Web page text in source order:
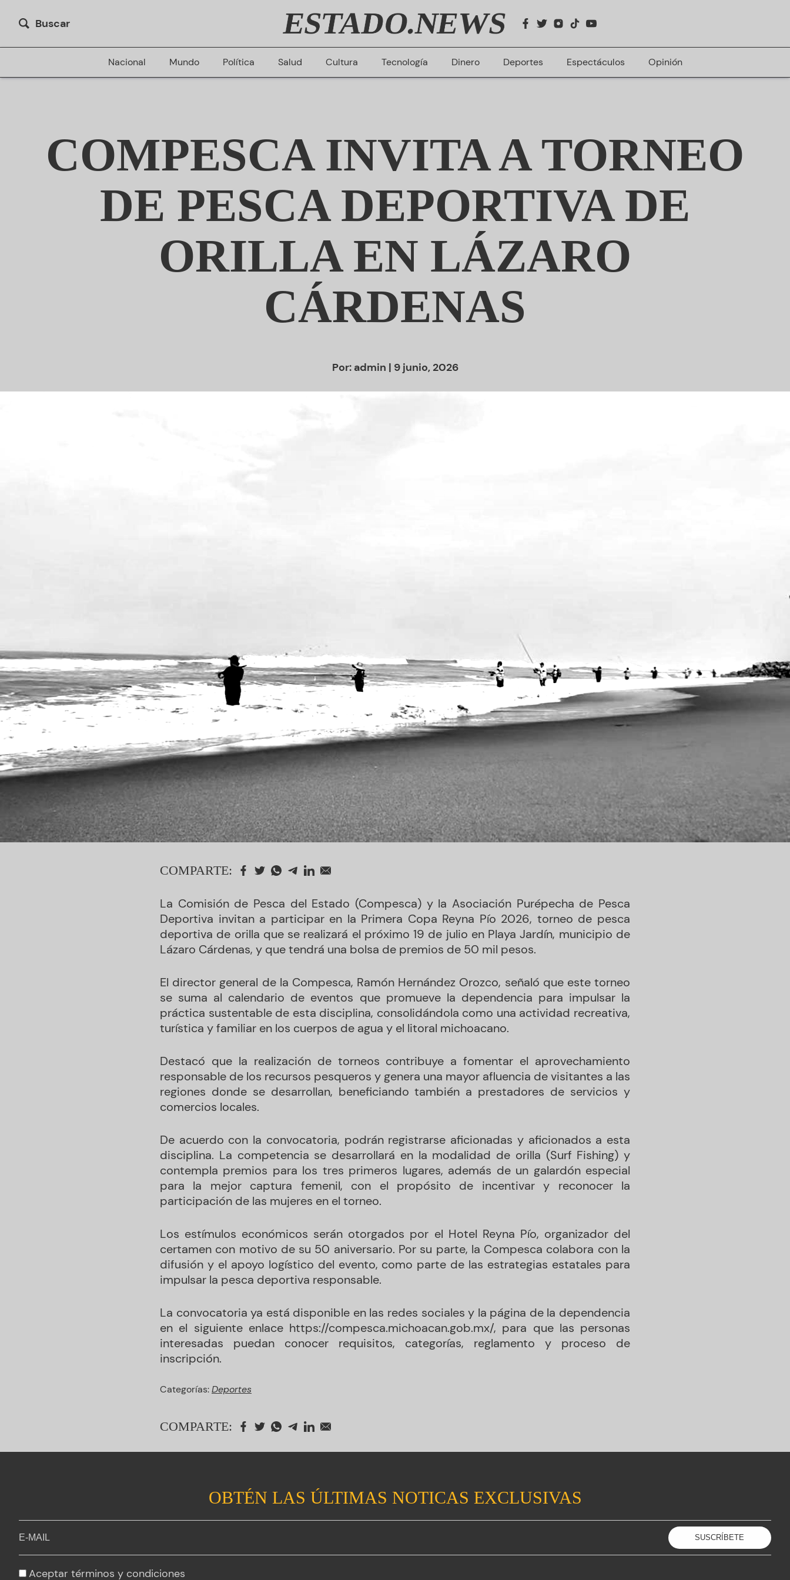
Buscar ESTADO.NEWS
Nacional Mundo Política Salud Cultura Tecnología Dinero Deportes Espectáculos Opinión
COMPESCA INVITA A TORNEO
DE PESCA DEPORTIVA DE
ORILLA EN LÁZARO
CÁRDENAS
Por: admin | 9 junio, 2026
COMPARTE:
La Comisión de Pesca del Estado (Compesca) y la Asociación Purépecha de Pesca
Deportiva invitan a participar en la Primera Copa Reyna Pío 2026, torneo de pesca
deportiva de orilla que se realizará el próximo 19 de julio en Playa Jardín, municipio de
Lázaro Cárdenas, y que tendrá una bolsa de premios de 50 mil pesos.
El director general de la Compesca, Ramón Hernández Orozco, señaló que este torneo
se suma al calendario de eventos que promueve la dependencia para impulsar la
práctica sustentable de esta disciplina, consolidándola como una actividad recreativa,
turística y familiar en los cuerpos de agua y el litoral michoacano.
Destacó que la realización de torneos contribuye a fomentar el aprovechamiento
responsable de los recursos pesqueros y genera una mayor afluencia de visitantes a las
regiones donde se desarrollan, beneficiando también a prestadores de servicios y
comercios locales.
De acuerdo con la convocatoria, podrán registrarse aficionadas y aficionados a esta
disciplina. La competencia se desarrollará en la modalidad de orilla (Surf Fishing) y
contempla premios para los tres primeros lugares, además de un galardón especial
para la mejor captura femenil, con el propósito de incentivar y reconocer la
participación de las mujeres en el torneo.
Los estímulos económicos serán otorgados por el Hotel Reyna Pío, organizador del
certamen con motivo de su 50 aniversario. Por su parte, la Compesca colabora con la
difusión y el apoyo logístico del evento, como parte de las estrategias estatales para
impulsar la pesca deportiva responsable.
La convocatoria ya está disponible en las redes sociales y la página de la dependencia
en el siguiente enlace https://compesca.michoacan.gob.mx/, para que las personas
interesadas puedan conocer requisitos, categorías, reglamento y proceso de
inscripción.
Categorías:Deportes
COMPARTE:
OBTÉN LAS ÚLTIMAS NOTICAS EXCLUSIVAS
Aceptar términos y condiciones